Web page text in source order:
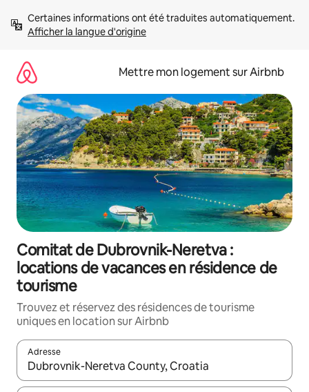
directement
Afficher la langue d'origine
Mettre mon logement sur Airbnb
Comitat de Dubrovnik-Neretva :
locations de vacances en résidence de
tourisme
Trouvez et réservez des résidences de tourisme
uniques en location sur Airbnb
Adresse
Lorsque les résultats s'affichent, utilisez les flèches vers le